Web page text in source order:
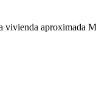
aproximada